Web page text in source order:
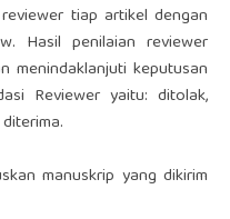
tiap artikel dengan
Hasil penilaian reviewer
menindaklanjuti keputusan
Reviewer yaitu: ditolak,
manuskrip yang dikirim